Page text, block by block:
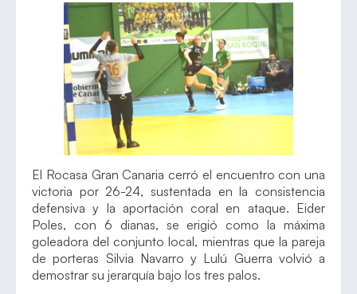
El Rocasa Gran Canaria cerró el encuentro con una
victoria por 26-24, sustentada en la consistencia
defensiva y la aportación coral en ataque. Eider
Poles, con 6 dianas, se erigió como la máxima
goleadora del conjunto local, mientras que la pareja
de porteras Silvia Navarro y Lulú Guerra volvió a
demostrar su jerarquía bajo los tres palos.